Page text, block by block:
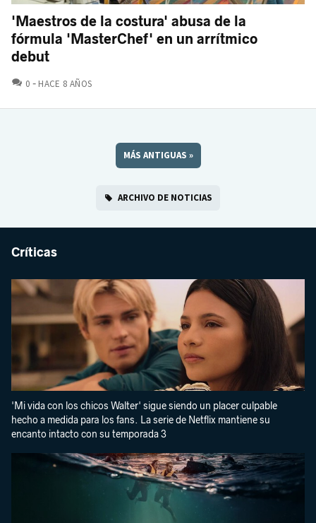
'Maestros de la costura' abusa de la
fórmula 'MasterChef' en un arrítmico
debut
0 COMENTARIOS
HACE 8 AÑOS
MÁS ANTIGUAS »
ARCHIVO DE NOTICIAS
Críticas
'Mi vida con los chicos Walter' sigue siendo un placer culpable
hecho a medida para los fans. La serie de Netflix mantiene su
encanto intacto con su temporada 3